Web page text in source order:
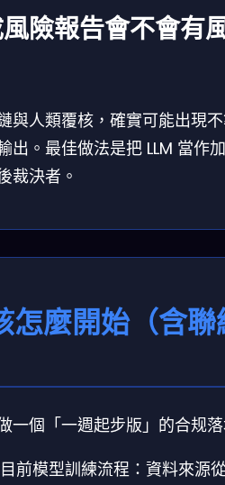
險報告會不會有
與人類覆核，確實可能出現
出。最佳做法是把 LLM 當作
裁決者。
怎麼開始（含聯
一個「一週起步版」的合规
前模型訓練流程：資料來源